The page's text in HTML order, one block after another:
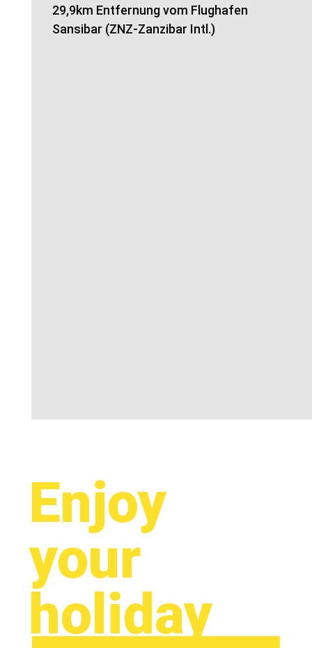
29,9km Entfernung vom Flughafen
Sansibar (ZNZ-Zanzibar Intl.)
Enjoy
your
holiday